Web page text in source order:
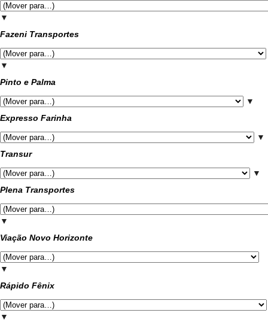
▼
Fazeni Transportes
▼
Pinto e Palma
▼
Expresso Farinha
▼
Transur
▼
Plena Transportes
▼
Viação Novo Horizonte
▼
Rápido Fênix
▼